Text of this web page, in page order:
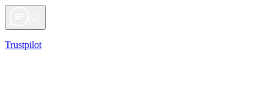
Trustpilot